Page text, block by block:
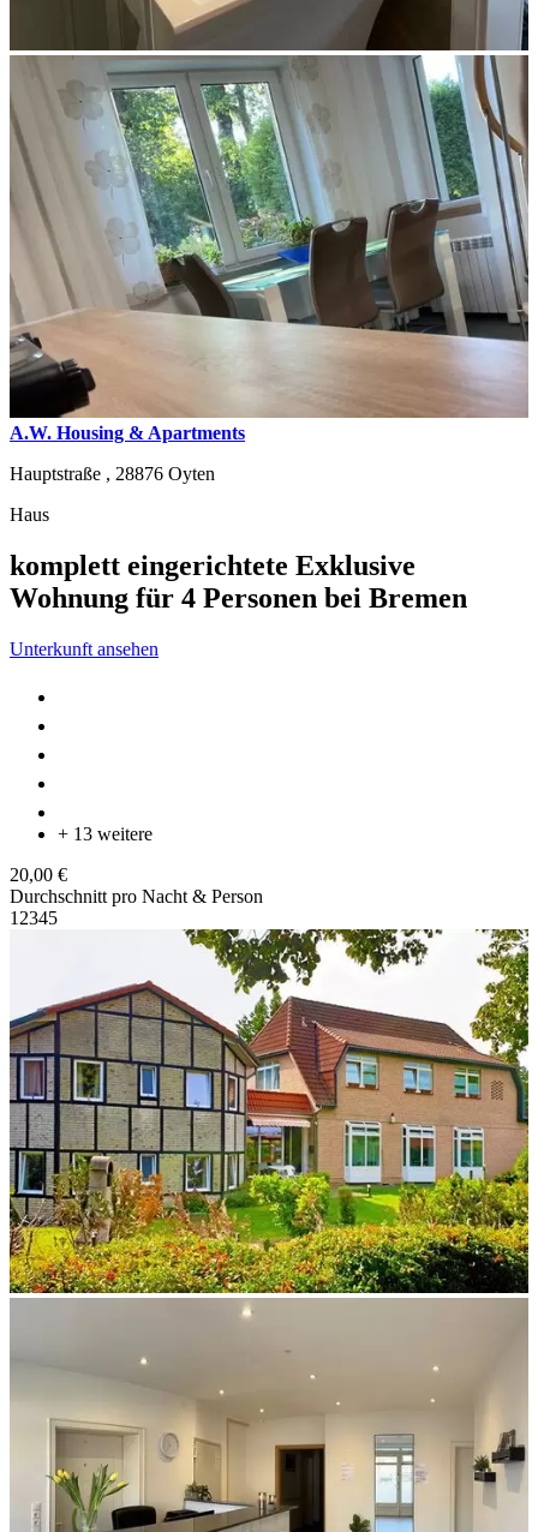
A.W. Housing & Apartments
Hauptstraße , 28876 Oyten
Haus
komplett eingerichtete Exklusive
Wohnung für 4 Personen bei Bremen
Unterkunft ansehen
+ 13 weitere
20,00 €
Durchschnitt pro Nacht & Person
1 2345